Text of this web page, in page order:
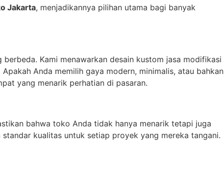
Jakarta, menjadikannya pilihan utama bagi banyak
Kami menawarkan desain kustom jasa modifikasi
Anda memilih gaya modern, minimalis, atau bahkan
yang menarik perhatian di pasaran.
bahwa toko Anda tidak hanya menarik tetapi juga
kualitas untuk setiap proyek yang mereka tangani.